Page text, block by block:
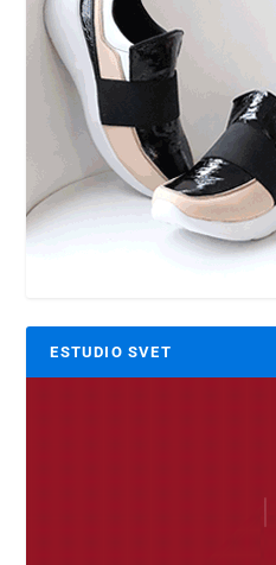
ESTUDIO SVET